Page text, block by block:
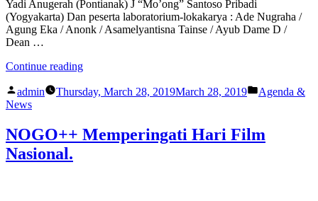
Yadi Anugerah (Pontianak) J “Mo’ong” Santoso Pribadi
(Yogyakarta) Dan peserta laboratorium-lokakarya : Ade Nugraha /
Agung Eka / Anonk / Asamelyantisna Tainse / Ayub Dame D /
Dean …
Continue reading“#SERIPENTASANTARRAGAM –
PERTUNJUKAN
LOKAKARYA
TUKAR
Posted
by
admin Thursday, March 28, 2019March 28, 2019
Posted
Agenda &
News
NOGO++ Memperingati Hari Film
Nasional.